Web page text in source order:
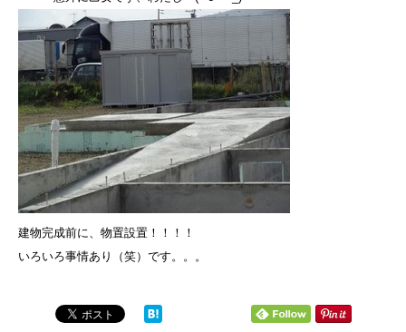
建物完成前に、物置設置！！！！
いろいろ事情あり（笑）です。。。